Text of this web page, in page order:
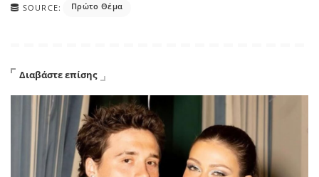
SOURCE: Πρώτο Θέμα
Διαβάστε επίσης